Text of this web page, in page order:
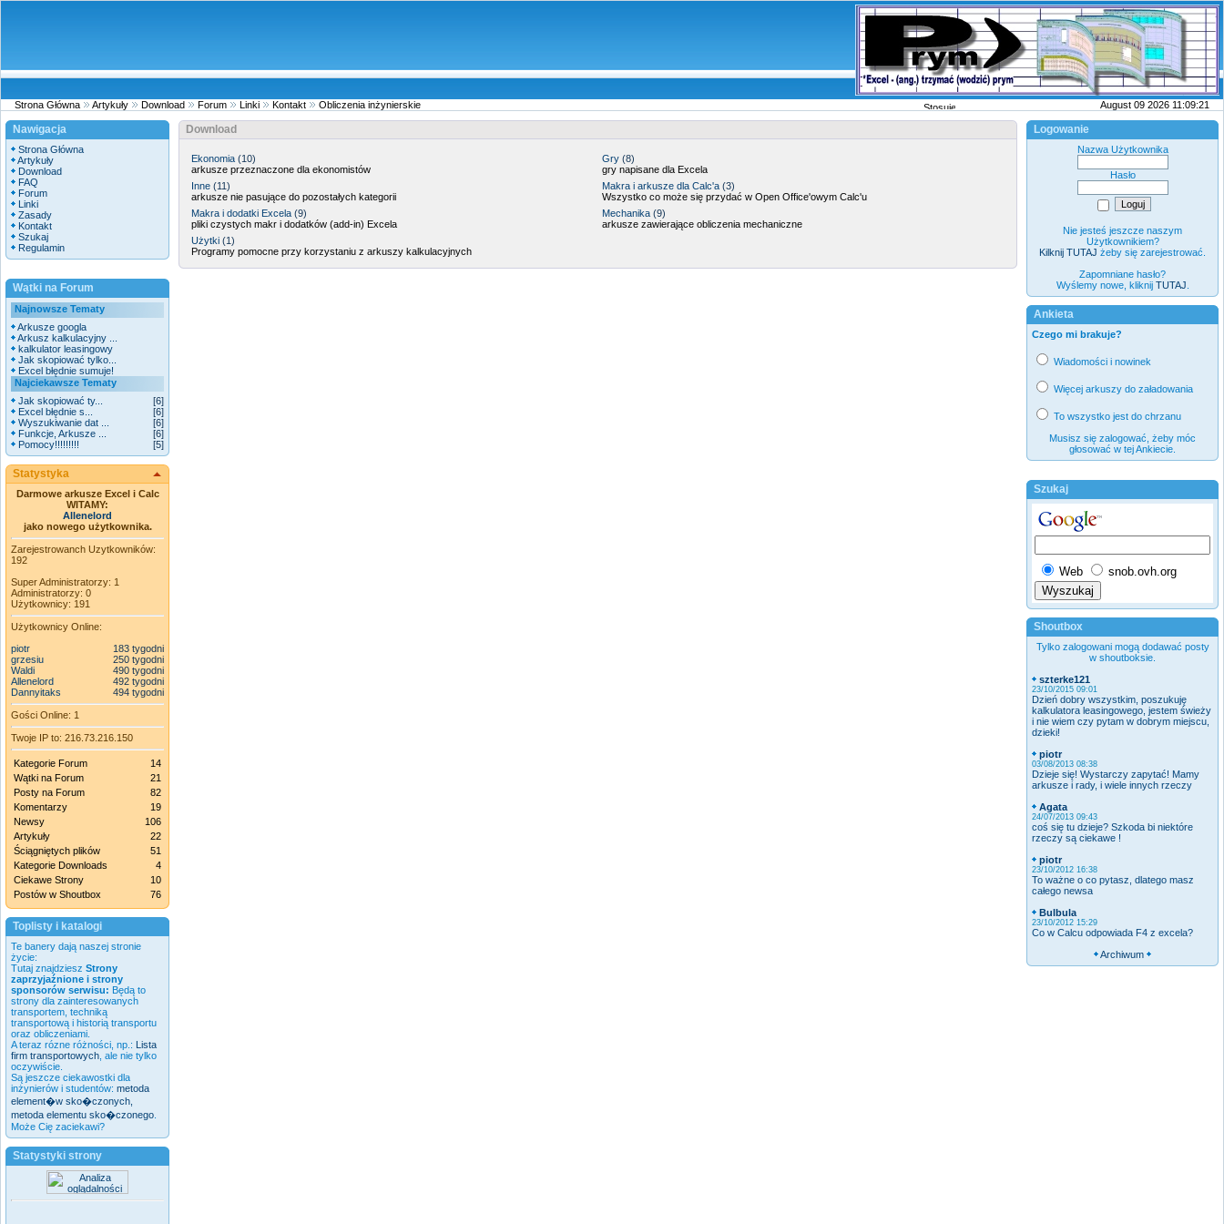
Strona Główna Artykuły Download Forum Linki Kontakt Obliczenia inżynierskie Stosujemy pliki cookies August 09 2026 11:09:21
Nawigacja
Strona Główna
Artykuły
Download
FAQ
Forum
Linki
Zasady
Kontakt
Szukaj
Regulamin
Wątki na Forum
Najnowsze Tematy
Arkusze googla
Arkusz kalkulacyjny ...
kalkulator leasingowy
Jak skopiować tylko...
Excel błędnie sumuje!
Najciekawsze Tematy
Jak skopiować ty...
[6]
Excel błędnie s...
[6]
Wyszukiwanie dat ...
[6]
Funkcje, Arkusze ...
[6]
Pomocy!!!!!!!!!
[5]
Statystyka
Darmowe arkusze Excel i Calc
WITAMY:
Allenelord
jako nowego użytkownika.
Zarejestrowanch Uzytkowników:
192
Super Administratorzy: 1
Administratorzy: 0
Użytkownicy: 191
Użytkownicy Online:
piotr
183 tygodni
grzesiu
250 tygodni
Waldi
490 tygodni
Allenelord
492 tygodni
Dannyitaks
494 tygodni
Gości Online: 1
Twoje IP to: 216.73.216.150
Kategorie Forum
14
Wątki na Forum
21
Posty na Forum
82
Komentarzy
19
Newsy
106
Artykuły
22
Ściągniętych plików
51
Kategorie Downloads
4
Ciekawe Strony
10
Postów w Shoutbox
76
Toplisty i katalogi
Te banery dają naszej stronie
życie:
Tutaj znajdziesz Strony
zaprzyjaźnione i strony
sponsorów serwisu: Będą to
strony dla zainteresowanych
transportem, techniką
transportową i historią transportu
oraz obliczeniami.
A teraz rózne różności, np.: Lista
firm transportowych , ale nie tylko
oczywiście.
Są jeszcze ciekawostki dla
inżynierów i studentów: metoda
element�w sko�czonych,
metoda elementu sko�czonego
Może Cię zaciekawi?
Statystyki strony
Download
Ekonomia (10)
arkusze przeznaczone dla ekonomistów
Gry (8)
gry napisane dla Excela
Inne (11)
arkusze nie pasujące do pozostałych kategorii
Makra i arkusze dla Calc'a (3)
Wszystko co może się przydać w Open Office'owym Calc'u
Makra i dodatki Excela (9)
pliki czystych makr i dodatków (add-in) Excela
Mechanika (9)
arkusze zawierające obliczenia mechaniczne
Użytki (1)
Programy pomocne przy korzystaniu z arkuszy kalkulacyjnych
Logowanie
Nazwa Użytkownika
Hasło
Nie jesteś jeszcze naszym
Użytkownikiem?
Kilknij TUTAJ żeby się zarejestrować.
Zapomniane hasło?
Wyślemy nowe, kliknij TUTAJ
Ankieta
Czego mi brakuje?
Wiadomości i nowinek
Więcej arkuszy do załadowania
To wszystko jest do chrzanu
Musisz się zalogować, żeby móc
głosować w tej Ankiecie.
Szukaj
Web snob.ovh.org
Shoutbox
Tylko zalogowani mogą dodawać posty
w shoutboksie.
szterke121
23/10/2015 09:01
Dzień dobry wszystkim, poszukuję
kalkulatora leasingowego, jestem świeży
i nie wiem czy pytam w dobrym miejscu,
dzieki!
piotr
03/08/2013 08:38
Dzieje się! Wystarczy zapytać! Mamy
arkusze i rady, i wiele innych rzeczy
Agata
24/07/2013 09:43
coś się tu dzieje? Szkoda bi niektóre
rzeczy są ciekawe !
piotr
23/10/2012 16:38
To ważne o co pytasz, dlatego masz
całego newsa
Bulbula
23/10/2012 15:29
Co w Calcu odpowiada F4 z excela?
Archiwum